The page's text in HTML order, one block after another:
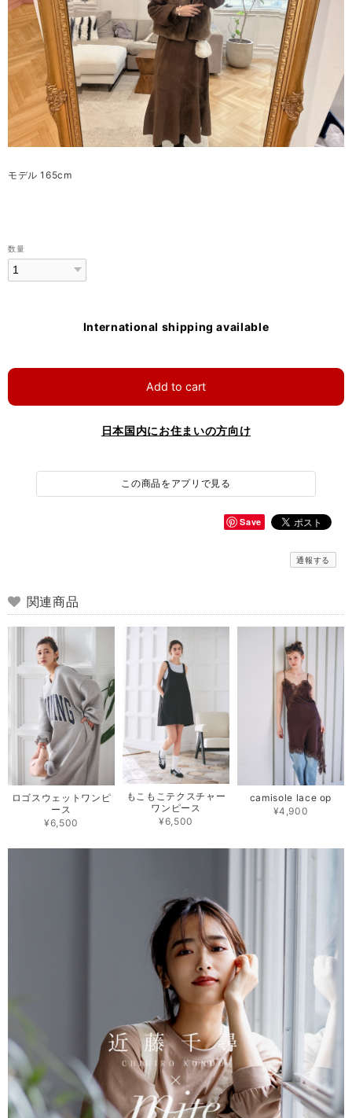
モデル 165cm
数量
International shipping available
Add to cart
日本国内にお住まいの方向け
この商品をアプリで見る
Save
通報する
関連商品
ロゴスウェットワンピ
ース
¥6,500
もこもこテクスチャー
ワンピース
¥6,500
camisole lace op
¥4,900